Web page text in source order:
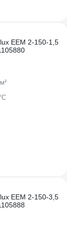
EEM 2-150-1,5
EEM 2-150-3,5